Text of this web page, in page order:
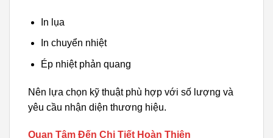
In lụa
In chuyển nhiệt
Ép nhiệt phản quang
Nên lựa chọn kỹ thuật phù hợp với số lượng và
yêu cầu nhận diện thương hiệu.
Quan Tâm Đến Chi Tiết Hoàn Thiện